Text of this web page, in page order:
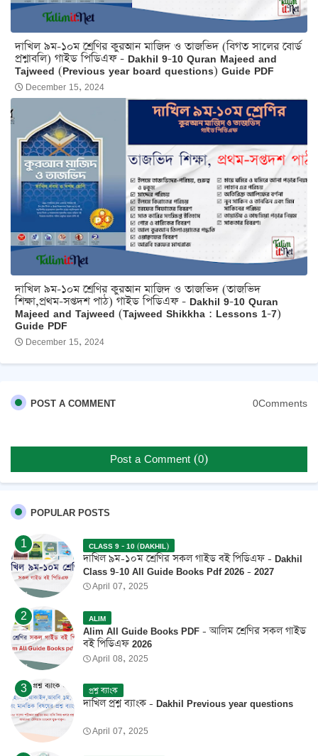
দাখিল ৯ম-১০ম শ্রেণির কুরআন মাজিদ ও তাজভিদ (বিগত সালের বোর্ড
প্রশ্নাবলি) গাইড পিডিএফ - Dakhil 9-10 Quran Majeed and
Tajweed (Previous year board questions) Guide PDF
December 15, 2024
দাখিল ৯ম-১০ম শ্রেণির কুরআন মাজিদ ও তাজভিদ (তাজভিদ
শিক্ষা,প্রথম-সপ্তদশ পাঠ) গাইড পিডিএফ - Dakhil 9-10 Quran
Majeed and Tajweed (Tajweed Shikkha : Lessons 1-7)
Guide PDF
December 15, 2024
POST A COMMENT 0Comments
Post a Comment (0)
POPULAR POSTS
CLASS 9 - 10 (DAKHIL)
দাখিল ৯ম-১০ম শ্রেণির সকল গাইড বই পিডিএফ - Dakhil
Class 9-10 All Guide Books Pdf 2026 - 2027
April 07, 2025
ALIM
Alim All Guide Books PDF - আলিম শ্রেণির সকল গাইড
বই পিডিএফ 2026
April 08, 2025
প্রশ্ন ব্যাংক
দাখিল প্রশ্ন ব্যাংক - Dakhil Previous year questions
April 07, 2025